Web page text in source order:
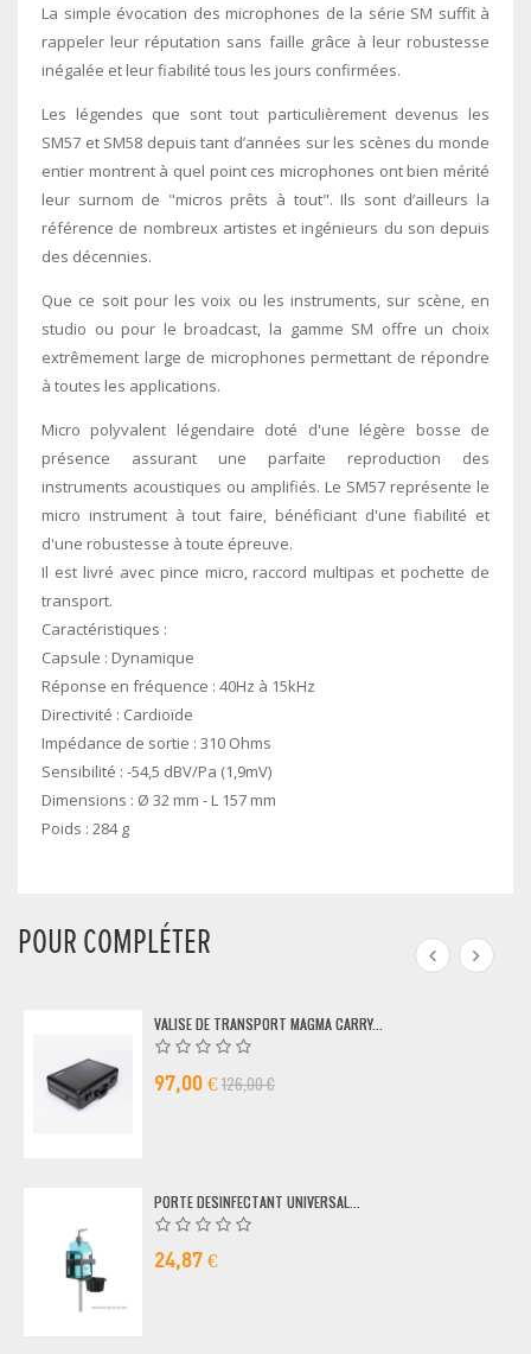
La simple évocation des microphones de la série SM suffit à
rappeler leur réputation sans faille grâce à leur robustesse
inégalée et leur fiabilité tous les jours confirmées.
Les légendes que sont tout particulièrement devenus les
SM57 et SM58 depuis tant d’années sur les scènes du monde
entier montrent à quel point ces microphones ont bien mérité
leur surnom de "micros prêts à tout". Ils sont d’ailleurs la
référence de nombreux artistes et ingénieurs du son depuis
des décennies.
Que ce soit pour les voix ou les instruments, sur scène, en
studio ou pour le broadcast, la gamme SM offre un choix
extrêmement large de microphones permettant de répondre
à toutes les applications.
Micro polyvalent légendaire doté d'une légère bosse de
présence assurant une parfaite reproduction des
instruments acoustiques ou amplifiés. Le SM57 représente le
micro instrument à tout faire, bénéficiant d'une fiabilité et
d'une robustesse à toute épreuve.
Il est livré avec pince micro, raccord multipas et pochette de
transport.
Caractéristiques :
Capsule : Dynamique
Réponse en fréquence : 40Hz à 15kHz
Directivité : Cardioïde
Impédance de sortie : 310 Ohms
Sensibilité : -54,5 dBV/Pa (1,9mV)
Dimensions : Ø 32 mm - L 157 mm
Poids : 284 g
POUR COMPLÉTER
VALISE DE TRANSPORT MAGMA CARRY...
97,00 €126,00 €
PORTE DESINFECTANT UNIVERSAL...
24,87 €